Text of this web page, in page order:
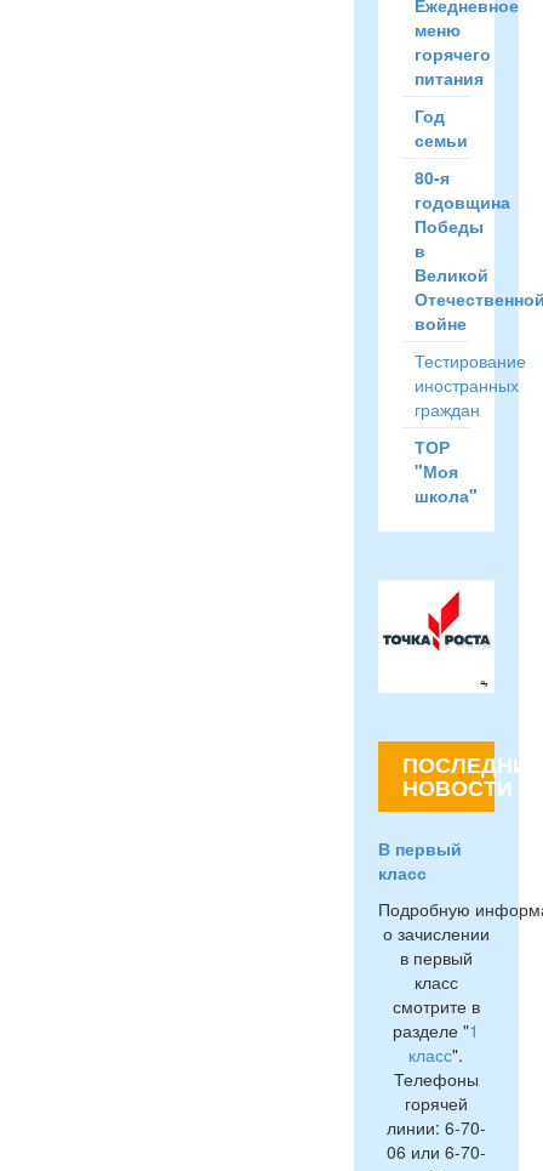
Ежедневное
меню
горячего
питания
Год
семьи
80-я
годовщина
Победы
в
Великой
войне
Тестирование
иностранных
граждан
ТОР
"Моя
школа"
ПОСЛЕДНИЕ
НОВОСТИ
В первый
класс
Подробную
о зачислении
в первый
класс
смотрите в
разделе "1
класс".
Телефоны
горячей
линии: 6-70-
06 или 6-70-